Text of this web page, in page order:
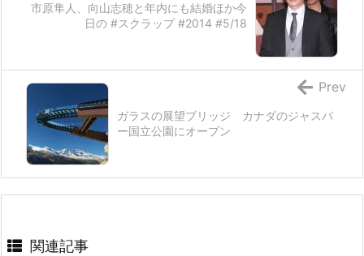
市原隼人、向山志穂と年内にも結婚ほか今
日の #スクラップ #2014 #5/18
ガラスの展望ブリッジ カナダのジャスパ
ー国立公園にオープン
Prev
関連記事